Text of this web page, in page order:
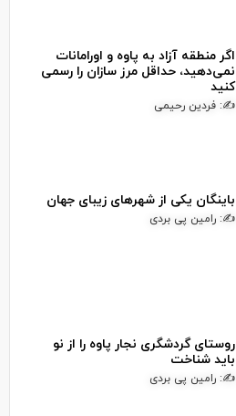
اگر منطقه آزاد به پاوه و اورامانات
نمی‌دهید، حداقل مرز سازان را رسمی
کنید
✍: فردین رحیمی
باینگان یکی از شهرهای زیبای جهان
✍: رامین پی بردی
روستای گردشگری نجار پاوه را از نو
باید شناخت
✍: رامین پی بردی